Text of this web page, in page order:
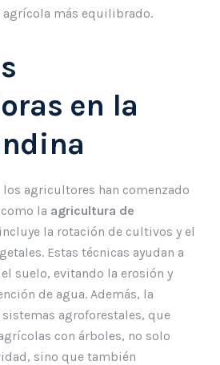
agrícola más equilibrado.
en la
los agricultores han comenzado
la agricultura de
la rotación de cultivos y el
Estas técnicas ayudan a
suelo, evitando la erosión y
de agua. Además, la
agroforestales, que
con árboles, no solo
sino que también